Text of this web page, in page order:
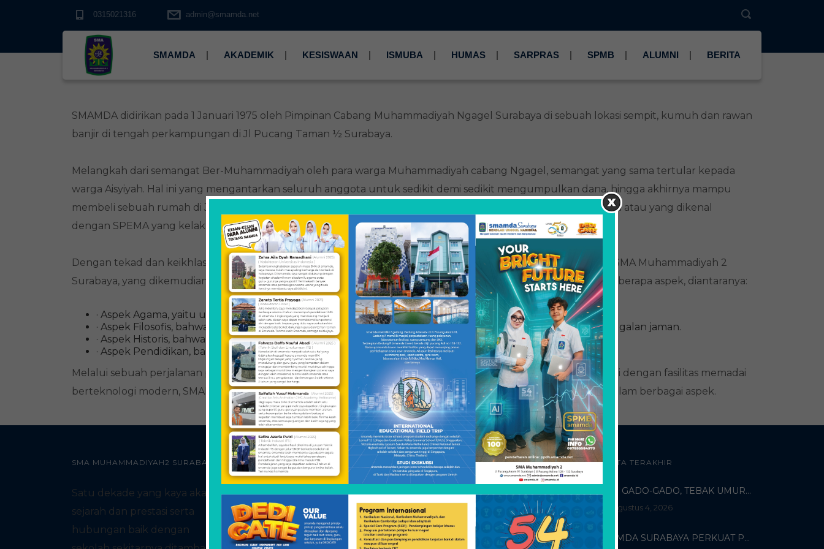
0315021316 admin@smamda.net
SMAMDA AKADEMIK KESISWAAN ISMUBA HUMAS SARPRAS SPMB ALUMNI BERITA
SMAMDA didirikan pada 1 Januari 1975 oleh Pimpinan Cabang Muhammadiyah Ngagel Surabaya di sebuah lokasi sempit, kumuh dan rawan
banjir di tengah perkampungan di Jl Pucang Taman ½ Surabaya.
Melangkah dari semangat Ber-Muhammadiyah oleh para warga Muhammadiyah cabang Ngagel, semangat yang sama tertular kepada
warga Aisyiyah. Hal ini yang mengantarkan seluruh anggota untuk sedikit demi sedikit mengumpulkan dana, hingga akhirnya mampu
membeli sebuah rumah di Jl. Pucang I no 2 untuk pembangunan ruang kelas SMP Muhammadiyah 5 Surabaya atau yang dikenal
dengan SPEMA yang kelak menjadi cikal bakal berdirinya SMAMDA.
Dengan tekad dan keikhlasan hati para pengurus Muhammadiyah dan ibu-ibu Aisyiyah, akhirnya dibangunlah SMA Muhammadiyah 2
Surabaya, yang dikemudian hari dikenal dengan SMAMDA. Pembangunan SMAMDA sendiri didasarkan pada beberapa aspek, diantaranya:
· Aspek Agama, yaitu untuk mengintegrasikan ajaran Islam dengan Ilmu Pengetahuan.
· Aspek Filosofis, bahwa lembaga yang dikelola Mohammadiyah selama ini masih jarang dan terkesan ketinggalan jaman.
· Aspek Historis, bahwa Muhammadiyah semakin mendapat dukungan dari masyarakat luas.
· Aspek Pendidikan, bahwa lulusan SPEMA melanjutkan pendidikannya di lembaga pendidikan umum.
Melalui sebuah perjalanan panjang hingga akhirnya SMAMDA memiliki sebuah gedung yang megah, dilengkapi dengan fasilitas memadai
berteknologi modern, SMAMDA menunjukkan perkembangan yang menggembirakan dari waktu ke waktu dalam berbagai aspek.
SMA MUHAMMADIYAH2 SURABAYA
Satu dekade yang kaya akan
sejarah dan prestasi serta
hubungan baik dengan
BERITA TERAKHIR
DARI GADO-GADO, TEBAK UMUR DOSEN, HINGGA BELI PECI MUHAMMADIYAH: TERUNGKAPNYA KISAH UNIK 3 MAHASISWA TURKI DI SMAMDA!
Agustus 4, 2026
SMAMDA SURABAYA PERKUAT PROGRAM INTERNASIONAL MELALUI KOORDINASI BERSAMA WALI MURID KELAS X